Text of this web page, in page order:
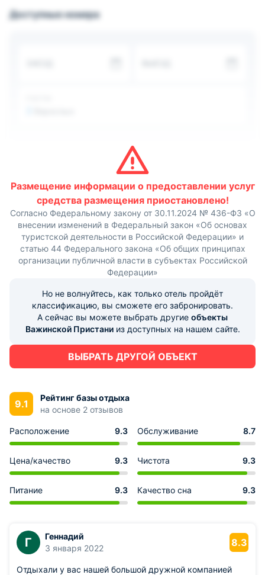
двухъярусной кровати, так и на обычной односпальной
Доступные номера
Размещение информации о предоставлении услуг
средства размещения приостановлено!
Согласно Федеральному закону от 30.11.2024 № 436-ФЗ «О
внесении изменений в Федеральный закон «Об основах
туристской деятельности в Российской Федерации» и
статью 44 Федерального закона «Об общих принципах
организации публичной власти в субъектах Российской
Федерации»
Но не волнуйтесь, как только отель пройдёт
классификацию, вы сможете его забронировать.
А сейчас вы можете выбрать другие объекты
Важинской Пристанииз доступных на нашем сайте.
ВЫБРАТЬ ДРУГОЙ ОБЪЕКТ
9.1
Рейтинг базы отдыха
на основе 2 отзывов
Расположение 9.3 Обслуживание 8.7
Цена/качество 9.3 Чистота 9.3
Питание 9.3 Качество сна 9.3
Г
Геннадий
3 января 2022
8.3
Отдыхали у вас нашей большой дружной компанией